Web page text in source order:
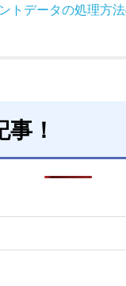
トデータの処理方
！